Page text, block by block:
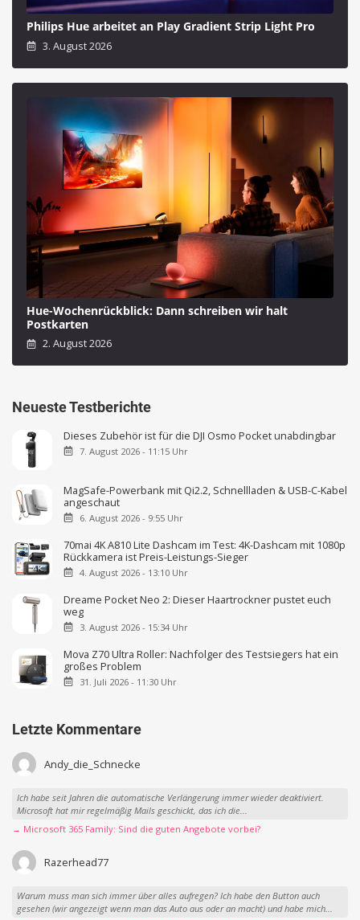
Philips Hue arbeitet an Play Gradient Strip Light Pro
3. August 2026
Hue-Wochenrückblick: Dann schreiben wir halt
Postkarten
2. August 2026
Neueste Testberichte
Dieses Zubehör ist für die DJI Osmo Pocket unabdingbar
7. August 2026 - 11:15 Uhr
MagSafe-Powerbank mit Qi2.2, Schnellladen & USB-C-Kabel
angeschaut
6. August 2026 - 9:55 Uhr
70mai 4K A810 Lite Dashcam im Test: 4K-Dashcam mit 1080p
Rückkamera ist Preis-Leistungs-Sieger
4. August 2026 - 13:10 Uhr
Dreame Pocket Neo 2: Dieser Haartrockner pustet euch
weg
3. August 2026 - 15:34 Uhr
Mova Z70 Ultra Roller: Nachfolger des Testsiegers hat ein
großes Problem
31. Juli 2026 - 11:30 Uhr
Letzte Kommentare
Andy_die_Schnecke
Ich habe seit Jahren die automatische Verlängerung immer wieder deaktiviert.
Microsoft hat mir regelmäßig Mails geschickt, das ich die...
→ Microsoft 365 Family: Sind die guten Angebote vorbei?
Razerhead77
Warum muss man sich immer über alles aufregen? Ich habe den Button auch
gesehen (wir angezeigt wenn man das Auto aus oder an macht) und habe mich...